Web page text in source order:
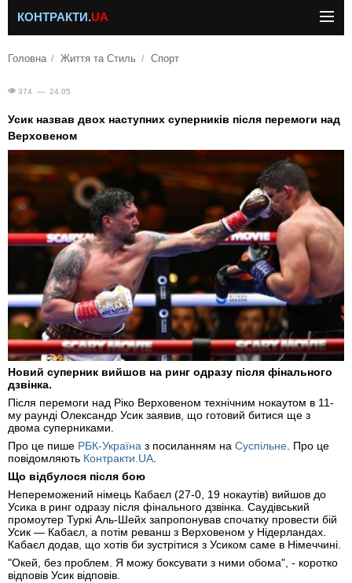
КОНТРАКТИ.UA
Головна Життя та Стиль Спорт
374 — 24.05
Усик назвав двох наступних суперників після перемоги над
Верховеном
Новий суперник вийшов на ринг одразу після фінального
дзвінка.
Після перемоги над Ріко Верховеном технічним нокаутом в 11-
му раунді Олександр Усик заявив, що готовий битися ще з
двома суперниками.
Про це пише РБК-Україна з посиланням на Суспільне . Про це
повідомляють Контракти.UA
Що відбулося після бою
Непереможений німець Кабаєл (27-0, 19 нокаутів) вийшов до
Усика в ринг одразу після фінального дзвінка. Саудівський
промоутер Туркі Аль-Шейх запропонував спочатку провести бій
Усик — Кабаєл, а потім реванш з Верховеном у Нідерландах.
Кабаєл додав, що хотів би зустрітися з Усиком саме в Німеччині.
"Окей, без проблем. Я можу боксувати з ними обома", - коротко
відповів Усик відповів.